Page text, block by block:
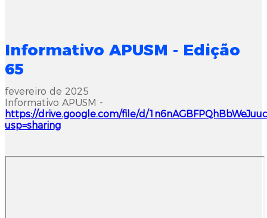
Informativo APUSM - Edição
65
fevereiro de 2025
Informativo APUSM -
https://drive.google.com/file/d/
usp=sharing